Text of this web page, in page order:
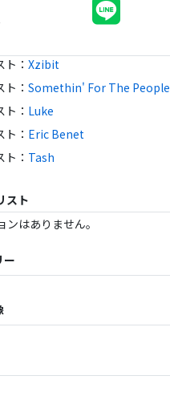
ト ： Xzibit
ト ： Somethin' For The People
ト ： Luke
ト ： Eric Benet
ト ： Tash
スト
ンはありません。
ー